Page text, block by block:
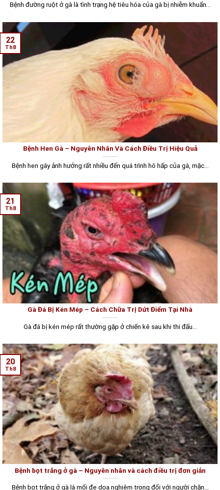
Bệnh đường ruột ở gà là tình trạng hệ tiêu hóa của gà bị nhiễm khuẩn...
Bệnh Hen Gà – Nguyên Nhân Và Cách Điều Trị Hiệu Quả
Bệnh hen gây ảnh hưởng rất nhiều đến quá trình hô hấp của gà, mặc...
22
Th8
Gà Đá Bị Kén Mép – Cách Chữa Trị Dứt Điểm Tại Nhà
Gà đá bị kén mép rất thường gặp ở chiến kê sau khi thi đấu...
21
Th8
Bệnh bọt trắng ở gà – Nguyên nhân và cách điều trị đơn giản
Bệnh bọt trắng ở gà là mối đe dọa nghiêm trọng đối với người chăn...
20
Th8